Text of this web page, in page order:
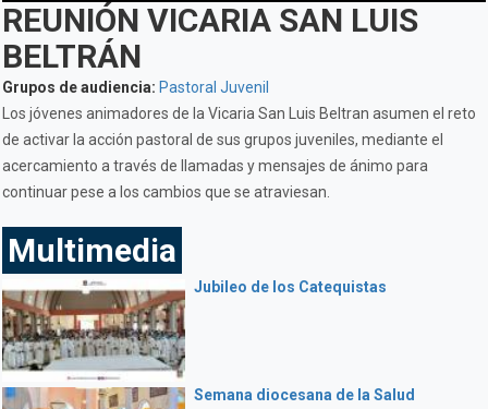
REUNIÓN VICARIA SAN LUIS
BELTRÁN
Grupos de audiencia: Pastoral Juvenil
Los jóvenes animadores de la Vicaria San Luis Beltran asumen el reto
de activar la acción pastoral de sus grupos juveniles, mediante el
acercamiento a través de llamadas y mensajes de ánimo para
continuar pese a los cambios que se atraviesan.
Multimedia
Jubileo de los Catequistas
Semana diocesana de la Salud